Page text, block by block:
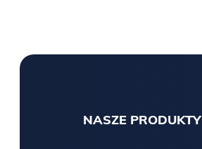
NASZE PRODUKTY